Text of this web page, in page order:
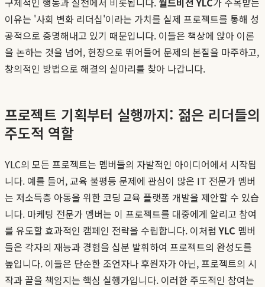
이유는 '사회 변화 리더십'이라는 가치를 실제 프로젝트를 통해 성
공적으로 증명해내고 있기 때문입니다. 이들은 책상에 앉아 이론
을 논하는 것을 넘어, 현장으로 뛰어들어 문제의 본질을 마주하고,
창의적인 방법으로 해결의 실마리를 찾아 나갑니다.
프로젝트 기획부터 실행까지: 젊은 리더들의
주도적 역할
YLC의 모든 프로젝트는 멤버들의 자발적인 아이디어에서 시작됩
니다. 예를 들어, 교육 불평등 문제에 관심이 많은 IT 전문가 멤버
는 저소득층 아동을 위한 코딩 교육 플랫폼 개발을 제안할 수 있습
니다. 마케팅 전문가 멤버는 이 프로젝트를 대중에게 알리고 참여
를 유도할 효과적인 캠페인 전략을 수립합니다. 이처럼YLC 멤버
들은 각자의 재능과 경험을 십분 발휘하여 프로젝트의 완성도를
높입니다. 이들은 단순한 조언자나 후원자가 아닌, 프로젝트의 시
작과 끝을 책임지는 핵심 실행가입니다. 이러한 주도적인 참여는